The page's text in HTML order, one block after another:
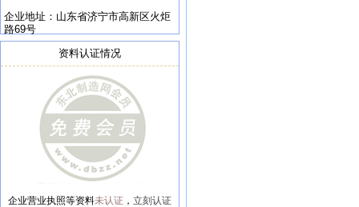
企业地址：山东省济宁市高新区火炬
路69号
资料认证情况
企业营业执照等资料未认证 ， 立刻认证